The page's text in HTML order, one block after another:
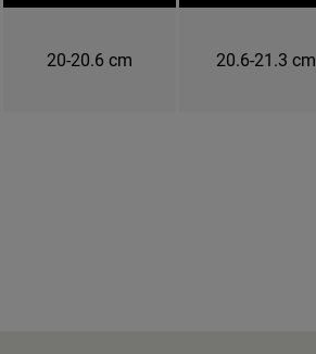
20-20.6 cm 20.6-21.3 cm